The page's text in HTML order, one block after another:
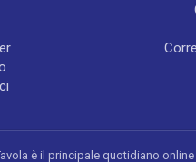
è il principale quotidiano